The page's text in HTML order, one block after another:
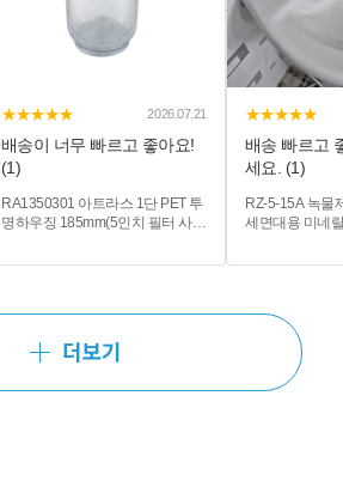
★★★★★ 2026.07.21
배송이 너무 빠르고 좋아요!
(1)
RA1350301 아트라스 1단 PET 투
명하우징 185mm(5인치 필터 사용
★★★★★
배송 빠르고
세요. (1)
RZ-5-15A 녹물
세면대용 미네
더보기